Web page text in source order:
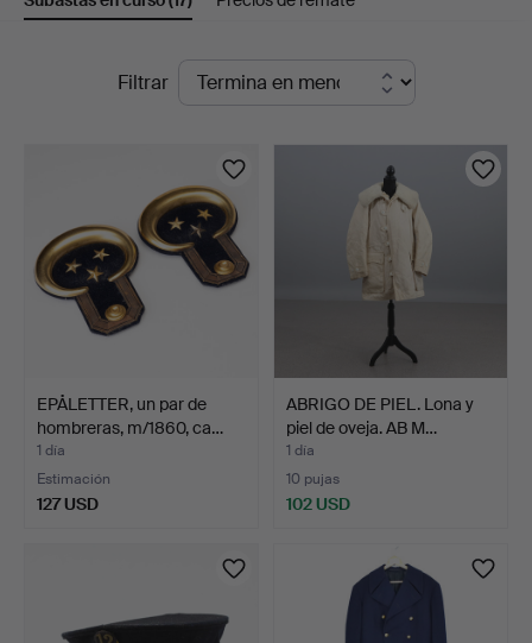
en
Suecia
SubastasFiltrar
EPÅLETTER, un par de
hombreras, m/1860, ca…
1 día
Estimación
127 USD
ABRIGO DE PIEL. Lona y
piel de oveja. AB M…
1 día
10 pujas
102 USD